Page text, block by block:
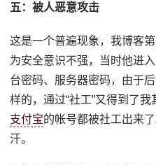
五：被人恶意攻击
这是一个普遍现象，我博客
为安全意识不强，当时他进
台密码、服务器密码，由于
样的，通过“社工”又得到了
支付宝的帐号都被社工出来
汗。